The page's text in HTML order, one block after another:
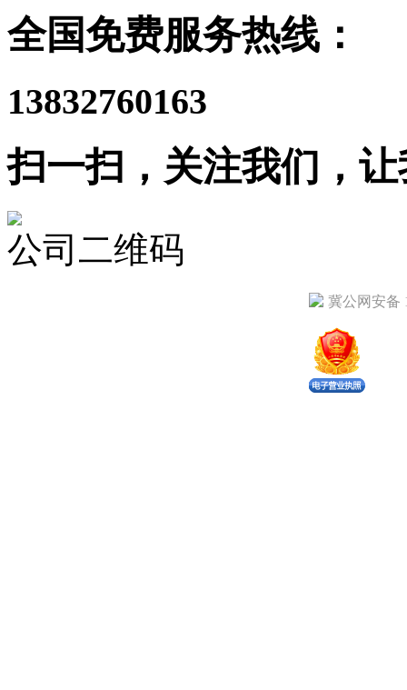
全国免费服务热线：
13832760163
扫一扫，关注我们，
公司二维码
冀公网安备